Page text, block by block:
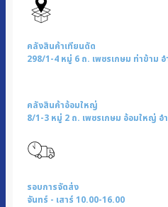
AB-
602
ชิ้น
คลังสินค้าเทียนดัด
298/1-4 หมู่ 6 ถ. เพชรเกษม ท่าข้าม
คลังสินค้าอ้อมใหญ่
8/1-3 หมู่ 2 ถ. เพชรเกษม อ้อมใหญ่ อ
รอบการจัดส่ง
จันทร์ - เสาร์ 10.00-16.00